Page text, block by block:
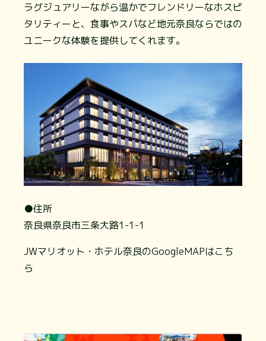
ラグジュアリーながら温かでフレンドリーなホスピ
タリティーと、食事やスパなど地元奈良ならではの
ユニークな体験を提供してくれます。
●住所
奈良県奈良市三条大路1-1-1
JWマリオット・ホテル奈良のGoogleMAPはこち
ら